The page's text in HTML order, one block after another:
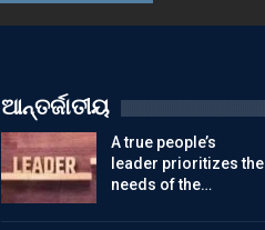
ଆନ୍ତର୍ଜାତୀୟ
A true people’s
leader prioritizes the
needs of the…